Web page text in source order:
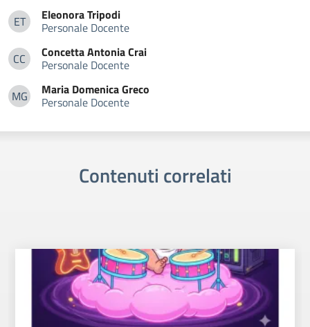
ET
Eleonora Tripodi
EleonoraTripodi
Personale Docente
CCConcetta Antonia Crai
Concetta AntoniaCrai
Personale Docente
MGMaria Domenica Greco
Maria DomenicaGreco
Personale Docente
Contenuti correlati